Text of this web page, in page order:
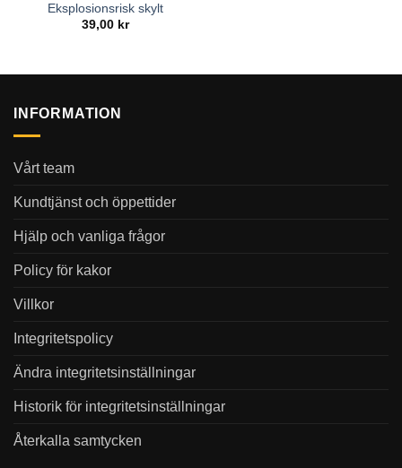
Eksplosionsrisk skylt
39,00 kr
INFORMATION
Vårt team
Kundtjänst och öppettider
Hjälp och vanliga frågor
Policy för kakor
Villkor
Integritetspolicy
Ändra integritetsinställningar
Historik för integritetsinställningar
Återkalla samtycken